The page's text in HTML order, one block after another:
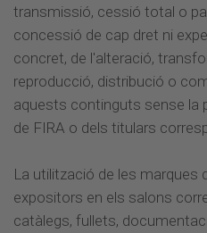
transmissió, cessió total o
concessió de cap dret ni
concret, de l'alteració,
reproducció, distribució o
aquests continguts sense la
de FIRA o dels titulars
La utilització de les marques
expositors en els salons
catàlegs, fullets,